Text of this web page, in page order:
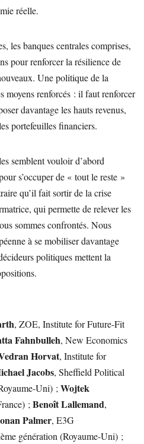
réelle.
les banques centrales comprises,
pour renforcer la résilience de
Une politique de la
moyens renforcés : il faut renforcer
davantage les hauts revenus,
portefeuilles financiers.
semblent vouloir d’abord
s’occuper de « tout le reste »
qu’il fait sortir de la crise
qui permette de relever les
sommes confrontés. Nous
à se mobiliser davantage
politiques mettent la
, ZOE, Institute for Future-Fit
Fahnbulleh, New Economics
Horvat, Institute for
Jacobs, Sheffield Political
Uni) ; Wojtek
; Benoît Lallemand,
Palmer, E3G
génération (Royaume-Uni) ;